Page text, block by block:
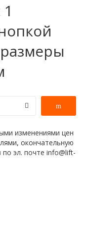
изменениями цен
окончательную
эл. почте info@lift-